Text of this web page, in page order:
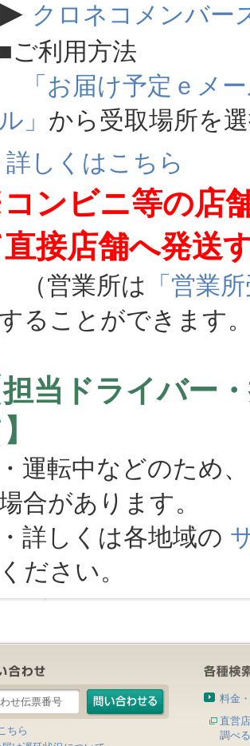
クロネコメンバー
利用方法
「お届け予定ｅメ
ル」 から受取場所を
詳しくはこちら
ンビニ等の店
接店舗へ発送
営業所は 「営業
ることができます
担当ドライバー
運転中などのため
合があります。
詳しくは各地域の
ください。
ちら
料金
直営
調べる